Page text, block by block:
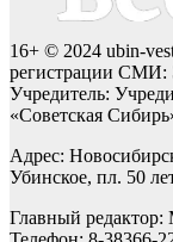
16+ © 2024 ubin-
регистрации СМИ:
Учредитель:
«Советская
Адрес:
Убинское, пл. 50
Главный редактор: